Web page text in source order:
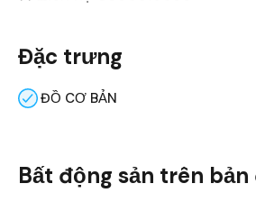
Đặc trưng
ĐỒ CƠ BẢN
Bất động sản trên bản